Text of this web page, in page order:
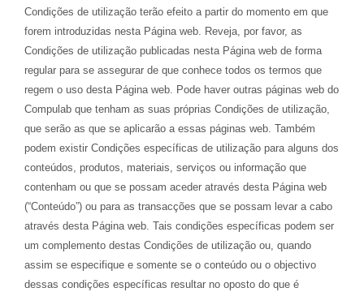
Condições de utilização terão efeito a partir do momento em que
forem introduzidas nesta Página web. Reveja, por favor, as
Condições de utilização publicadas nesta Página web de forma
regular para se assegurar de que conhece todos os termos que
regem o uso desta Página web. Pode haver outras páginas web do
Compulab que tenham as suas próprias Condições de utilização,
que serão as que se aplicarão a essas páginas web. Também
podem existir Condições específicas de utilização para alguns dos
conteúdos, produtos, materiais, serviços ou informação que
contenham ou que se possam aceder através desta Página web
(“Conteúdo”) ou para as transacções que se possam levar a cabo
através desta Página web. Tais condições específicas podem ser
um complemento destas Condições de utilização ou, quando
assim se especifique e somente se o conteúdo ou o objectivo
dessas condições específicas resultar no oposto do que é